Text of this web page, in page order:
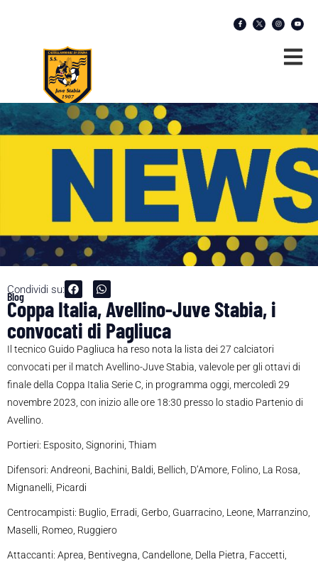
Condividi su:
Blog
Coppa Italia, Avellino-Juve Stabia, i
convocati di Pagliuca
Il tecnico Guido Pagliuca ha reso nota la lista dei 27 calciatori
convocati per il match Avellino-Juve Stabia, valevole per gli ottavi di
finale della Coppa Italia Serie C, in programma oggi, mercoledì 29
novembre 2023, con inizio alle ore 18:30 presso lo stadio Partenio di
Avellino.
Portieri: Esposito, Signorini, Thiam
Difensori: Andreoni, Bachini, Baldi, Bellich, D’Amore, Folino, La Rosa,
Mignanelli, Picardi
Centrocampisti: Buglio, Erradi, Gerbo, Guarracino, Leone, Marranzino,
Maselli, Romeo, Ruggiero
Attaccanti: Aprea, Bentivegna, Candellone, Della Pietra, Faccetti,